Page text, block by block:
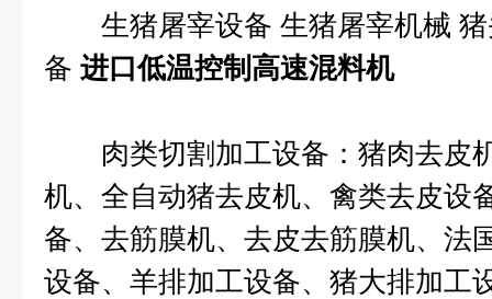
生猪屠宰设备 生猪屠宰机械 猪
备 进口低温控制高速混料机
肉类切割加工设备：猪肉去皮
机、全自动猪去皮机、禽类去皮设
备、去筋膜机、去皮去筋膜机、法
设备、羊排加工设备、猪大排加工